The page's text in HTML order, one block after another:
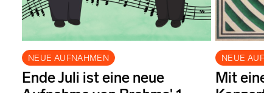
NEUE AUFNAHMEN
Ende Juli ist eine neue
NEUE
Mit